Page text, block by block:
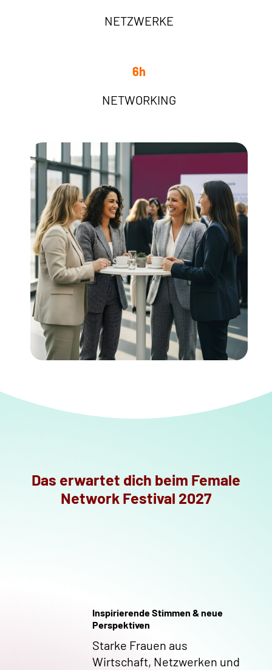
NETZWERKE
6h
NETWORKING
Das erwartet dich beim Female
Network Festival 2027
Inspirierende Stimmen & neue
Perspektiven
Starke Frauen aus
Wirtschaft, Netzwerken und